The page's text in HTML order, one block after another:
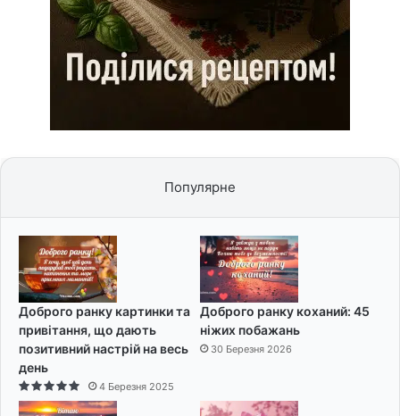
Популярне
Доброго ранку картинки та
привітання, що дають
позитивний настрій на весь
день
4 Березня 2025
Доброго ранку коханий: 45
ніжих побажань
30 Березня 2026